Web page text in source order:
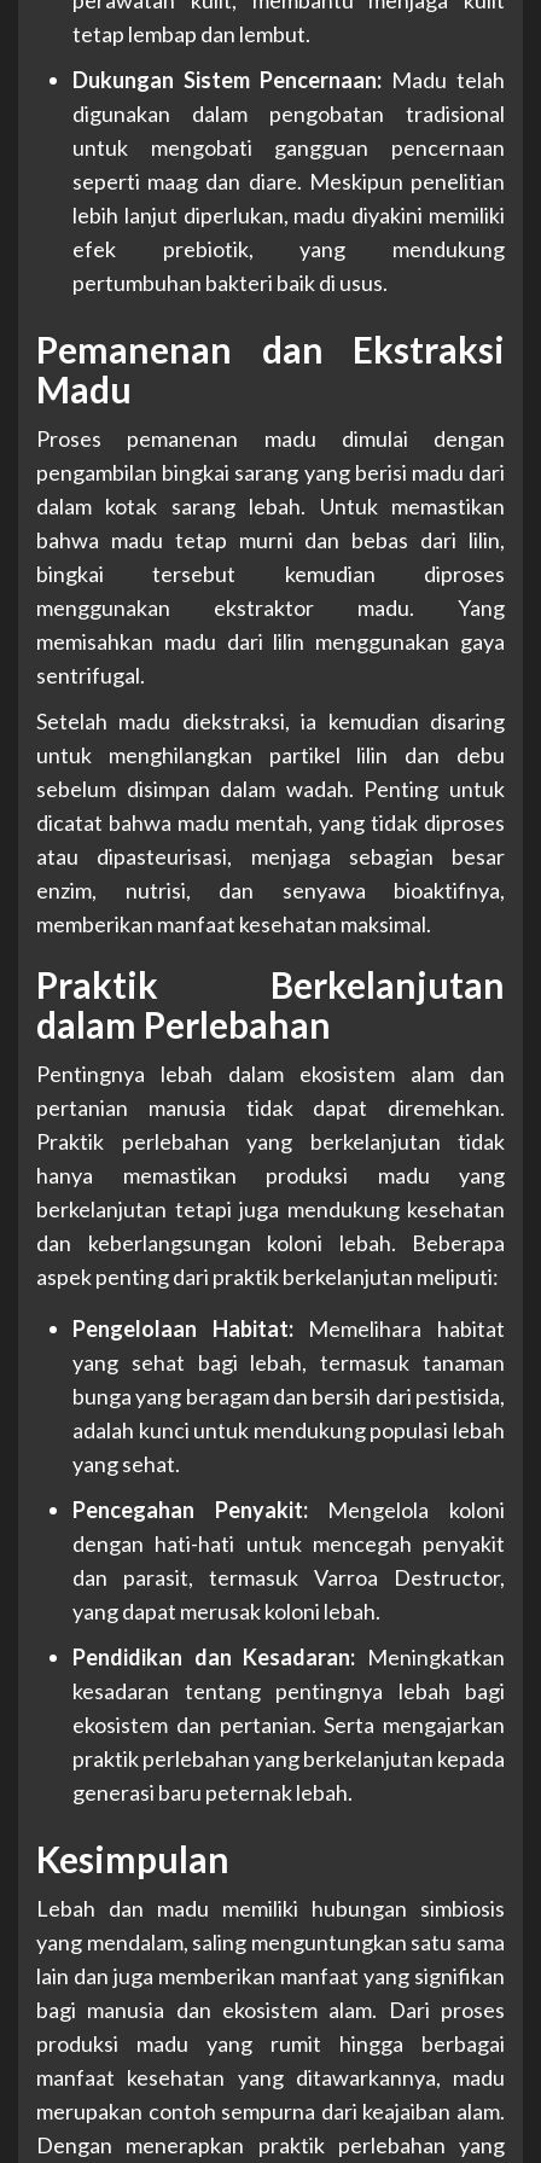
tetap lembap dan lembut.
Dukungan Sistem Pencernaan: Madu telah
digunakan dalam pengobatan tradisional
untuk mengobati gangguan pencernaan
seperti maag dan diare. Meskipun penelitian
lebih lanjut diperlukan, madu diyakini memiliki
efek prebiotik, yang mendukung
pertumbuhan bakteri baik di usus.
Pemanenan dan Ekstraksi
Madu
Proses pemanenan madu dimulai dengan
pengambilan bingkai sarang yang berisi madu dari
dalam kotak sarang lebah. Untuk memastikan
bahwa madu tetap murni dan bebas dari lilin,
bingkai tersebut kemudian diproses
menggunakan ekstraktor madu. Yang
memisahkan madu dari lilin menggunakan gaya
sentrifugal.
Setelah madu diekstraksi, ia kemudian disaring
untuk menghilangkan partikel lilin dan debu
sebelum disimpan dalam wadah. Penting untuk
dicatat bahwa madu mentah, yang tidak diproses
atau dipasteurisasi, menjaga sebagian besar
enzim, nutrisi, dan senyawa bioaktifnya,
memberikan manfaat kesehatan maksimal.
Praktik Berkelanjutan
dalam Perlebahan
Pentingnya lebah dalam ekosistem alam dan
pertanian manusia tidak dapat diremehkan.
Praktik perlebahan yang berkelanjutan tidak
hanya memastikan produksi madu yang
berkelanjutan tetapi juga mendukung kesehatan
dan keberlangsungan koloni lebah. Beberapa
aspek penting dari praktik berkelanjutan meliputi:
Pengelolaan Habitat:Memelihara habitat
yang sehat bagi lebah, termasuk tanaman
bunga yang beragam dan bersih dari pestisida,
adalah kunci untuk mendukung populasi lebah
yang sehat.
Pencegahan Penyakit:Mengelola koloni
dengan hati-hati untuk mencegah penyakit
dan parasit, termasuk Varroa Destructor,
yang dapat merusak koloni lebah.
Pendidikan dan Kesadaran: Meningkatkan
kesadaran tentang pentingnya lebah bagi
ekosistem dan pertanian. Serta mengajarkan
praktik perlebahan yang berkelanjutan kepada
generasi baru peternak lebah.
Kesimpulan
Lebah dan madu memiliki hubungan simbiosis
yang mendalam, saling menguntungkan satu sama
lain dan juga memberikan manfaat yang signifikan
bagi manusia dan ekosistem alam. Dari proses
produksi madu yang rumit hingga berbagai
manfaat kesehatan yang ditawarkannya, madu
merupakan contoh sempurna dari keajaiban alam.
Dengan menerapkan praktik perlebahan yang